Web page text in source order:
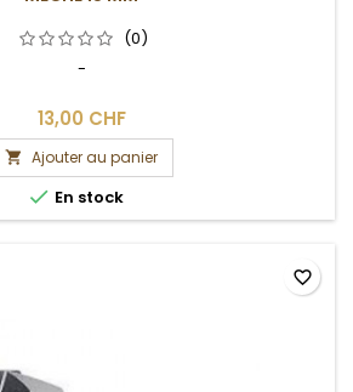
(0)
-
13,00 CHF
 Ajouter au panier
 En stock
favorite_border